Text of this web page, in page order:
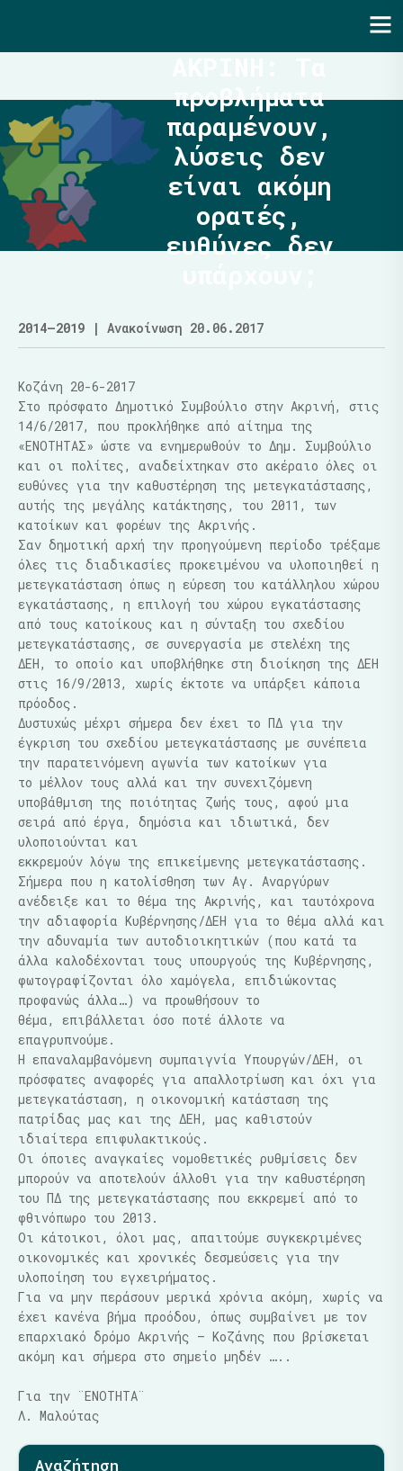
προβλήματα
παραμένουν,
λύσεις δεν
είναι ακόμη
ορατές,
ευθύνες δεν
2014–2019 | Ανακοίνωση 20.06.2017
Κοζάνη 20-6-2017
Στο πρόσφατο Δημοτικό Συμβούλιο στην Ακρινή, στις
14/6/2017, που προκλήθηκε από αίτημα της
«ΕΝΟΤΗΤΑΣ» ώστε να ενημερωθούν το Δημ. Συμβούλιο
και οι πολίτες, αναδείχτηκαν στο ακέραιο όλες οι
ευθύνες για την καθυστέρηση της μετεγκατάστασης,
αυτής της μεγάλης κατάκτησης, του 2011, των
κατοίκων και φορέων της Ακρινής.
Σαν δημοτική αρχή την προηγούμενη περίοδο τρέξαμε
όλες τις διαδικασίες προκειμένου να υλοποιηθεί η
μετεγκατάσταση όπως η εύρεση του κατάλληλου χώρου
εγκατάστασης, η επιλογή του χώρου εγκατάστασης
από τους κατοίκους και η σύνταξη του σχεδίου
μετεγκατάστασης, σε συνεργασία με στελέχη της
ΔΕΗ, το οποίο και υποβλήθηκε στη διοίκηση της ΔΕΗ
στις 16/9/2013, χωρίς έκτοτε να υπάρξει κάποια
πρόοδος.
Δυστυχώς μέχρι σήμερα δεν έχει το ΠΔ για την
έγκριση του σχεδίου μετεγκατάστασης με συνέπεια
την παρατεινόμενη αγωνία των κατοίκων για
το μέλλον τους αλλά και την συνεχιζόμενη
υποβάθμιση της ποιότητας ζωής τους, αφού μια
σειρά από έργα, δημόσια και ιδιωτικά, δεν
υλοποιούνται και
εκκρεμούν λόγω της επικείμενης μετεγκατάστασης.
Σήμερα που η κατολίσθηση των Αγ. Αναργύρων
ανέδειξε και το θέμα της Ακρινής, και ταυτόχρονα
την αδιαφορία Κυβέρνησης/ΔΕΗ για το θέμα αλλά και
την αδυναμία των αυτοδιοικητικών (που κατά τα
άλλα καλοδέχονται τους υπουργούς της Κυβέρνησης,
φωτογραφίζονται όλο χαμόγελα, επιδιώκοντας
προφανώς άλλα…) να προωθήσουν το
θέμα, επιβάλλεται όσο ποτέ άλλοτε να
επαγρυπνούμε.
Η επαναλαμβανόμενη συμπαιγνία Υπουργών/ΔΕΗ, οι
πρόσφατες αναφορές για απαλλοτρίωση και όχι για
μετεγκατάσταση, η οικονομική κατάσταση της
πατρίδας μας και της ΔΕΗ, μας καθιστούν
ιδιαίτερα επιφυλακτικούς.
Οι όποιες αναγκαίες νομοθετικές ρυθμίσεις δεν
μπορούν να αποτελούν άλλοθι για την καθυστέρηση
του ΠΔ της μετεγκατάστασης που εκκρεμεί από το
φθινόπωρο του 2013.
Οι κάτοικοι, όλοι μας, απαιτούμε συγκεκριμένες
οικονομικές και χρονικές δεσμεύσεις για την
υλοποίηση του εγχειρήματος.
Για να μην περάσουν μερικά χρόνια ακόμη, χωρίς να
έχει κανένα βήμα προόδου, όπως συμβαίνει με τον
επαρχιακό δρόμο Ακρινής – Κοζάνης που βρίσκεται
ακόμη και σήμερα στο σημείο μηδέν …..
Για την ¨ΕΝΟΤΗΤΑ¨
Λ. Μαλούτας